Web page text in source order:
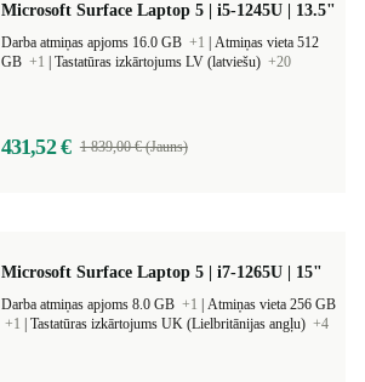
Microsoft Surface Laptop 5 | i5-1245U | 13.5"
Darba atmiņas apjoms 16.0 GB +1
Atmiņas vieta 512
GB +1 Tastatūras izkārtojums LV (latviešu) +20
431,52 € 1 839,00 € (Jauns)
Microsoft Surface Laptop 5 | i7-1265U | 15"
Darba atmiņas apjoms 8.0 GB +1
Atmiņas vieta 256 GB
+1
Tastatūras izkārtojums UK (Lielbritānijas angļu) +4